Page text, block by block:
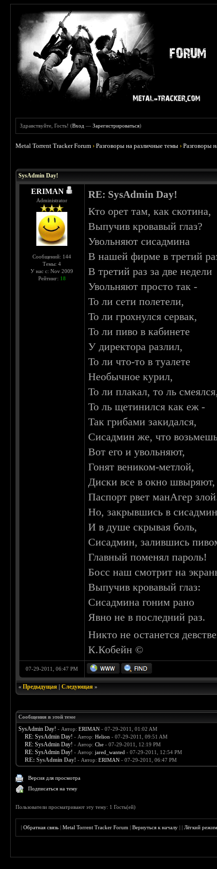
Здравствуйте, Гость! (Вход —Зарегистрироваться)
Metal Torrent Tracker Forum ›Разговоры на различные темы ›Разговоры
SysAdmin Day!
ERIMAN
Administrator
Сообщений: 144
Темы: 4
У нас с: Nov 2009
Рейтинг: 18
RE: SysAdmin Day!
Кто орет там, как скотина,
Выпучив кровавый глаз?
Увольняют сисадмина
В нашей фирме в третий
В третий раз за две недели
Увольняют просто так -
То ли сети полетели,
То ли грохнулся сервак,
То ли пиво в кабинете
У директора разлил,
То ли что-то в туалете
Необычное курил,
То ли плакал, то ль
То ль щетинился как еж -
Так грибами закидался,
Сисадмин же, что
Вот его и увольняют,
Гонят веником-метлой,
Диски все в окно швыряют,
Паспорт рвет манАгер
Но, закрывшись в
И в душе скрывая боль,
Сисадмин, залившись
Главный поменял пароль!
Босс наш смотрит на
Выпучив кровавый глаз:
Сисадмина гоним рано
Явно не в последний раз.
Никто не останется
К.Кобейн ©
07-29-2011, 06:47 PM
«Предыдущая |Следующая »
Сообщения в этой теме
SysAdmin Day! - Автор:ERIMAN - 07-29-2011, 01:02 AM
RE: SysAdmin Day! - Автор:Helion - 07-29-2011, 09:51 AM
RE: SysAdmin Day! - Автор:Che - 07-29-2011, 12:19 PM
RE: SysAdmin Day! - Автор:jared_wanted - 07-29-2011, 12:54 PM
RE: SysAdmin Day! - Автор:ERIMAN - 07-29-2011, 06:47 PM
Версия для просмотра
Подписаться на тему
Пользователи просматривают эту тему: 1 Гость(ей)
|Обратная связь |Metal Torrent Tracker Forum |Вернуться к началу ||Лёгкий